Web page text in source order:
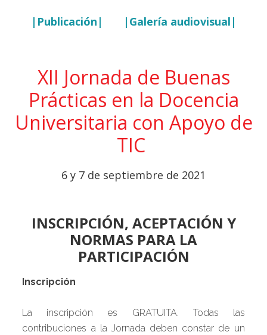
|Publicación| |Galería audiovisual|
XII Jornada de Buenas
Prácticas en la Docencia
Universitaria con Apoyo de
TIC
6 y 7 de septiembre de 2021
INSCRIPCIÓN, ACEPTACIÓN Y
NORMAS PARA LA
PARTICIPACIÓN
Inscripción
La inscripción es GRATUITA. Todas las
contribuciones a la Jornada deben constar de un